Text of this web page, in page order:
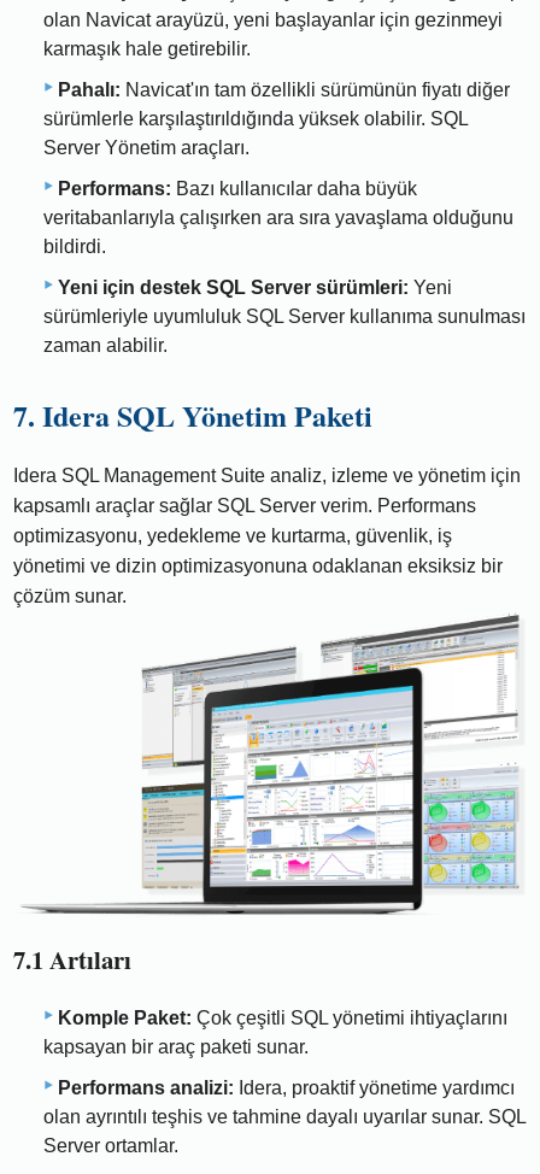
olan Navicat arayüzü, yeni başlayanlar için gezinmeyi
karmaşık hale getirebilir.
Pahalı: Navicat'ın tam özellikli sürümünün fiyatı diğer
sürümlerle karşılaştırıldığında yüksek olabilir. SQL
Server Yönetim araçları.
Performans: Bazı kullanıcılar daha büyük
veritabanlarıyla çalışırken ara sıra yavaşlama olduğunu
bildirdi.
Yeni için destek SQL Server sürümleri: Yeni
sürümleriyle uyumluluk SQL Server kullanıma sunulması
zaman alabilir.
7. Idera SQL Yönetim Paketi
Idera SQL Management Suite analiz, izleme ve yönetim için
kapsamlı araçlar sağlar SQL Server verim. Performans
optimizasyonu, yedekleme ve kurtarma, güvenlik, iş
yönetimi ve dizin optimizasyonuna odaklanan eksiksiz bir
çözüm sunar.
7.1 Artıları
Komple Paket: Çok çeşitli SQL yönetimi ihtiyaçlarını
kapsayan bir araç paketi sunar.
Performans analizi: Idera, proaktif yönetime yardımcı
olan ayrıntılı teşhis ve tahmine dayalı uyarılar sunar. SQL
Server ortamlar.